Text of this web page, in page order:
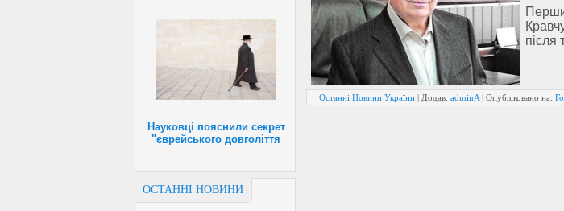
Науковці пояснили секрет
"єврейського довголіття
ОСТАННІ НОВИНИ
після
Останні Новини України | Додав: adminA | Опубліковано на: